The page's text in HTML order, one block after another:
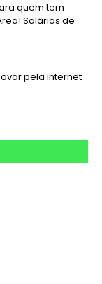
quem tem
Salários de
pela internet